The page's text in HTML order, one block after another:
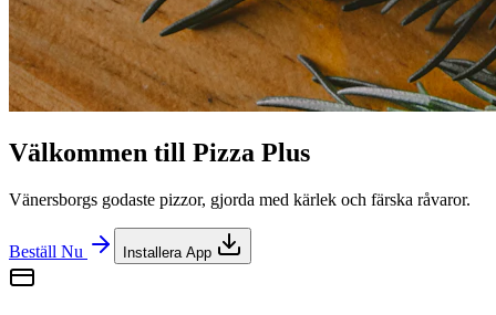
Välkommen till Pizza Plus
Vänersborgs godaste pizzor, gjorda med kärlek och färska råvaror.
Beställ Nu Installera App